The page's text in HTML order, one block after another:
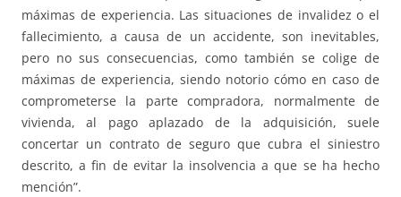
máximas de experiencia. Las situaciones de invalidez o el
fallecimiento, a causa de un accidente, son inevitables,
pero no sus consecuencias, como también se colige de
máximas de experiencia, siendo notorio cómo en caso de
comprometerse la parte compradora, normalmente de
vivienda, al pago aplazado de la adquisición, suele
concertar un contrato de seguro que cubra el siniestro
descrito, a fin de evitar la insolvencia a que se ha hecho
mención”.